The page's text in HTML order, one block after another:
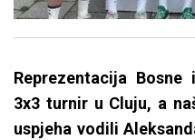
Reprezentacija
3x3 turnir u Cluju, a
uspjeha vodili